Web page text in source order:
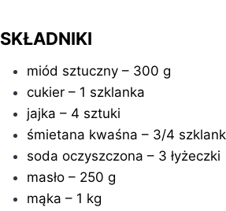
SKŁADNIKI
miód sztuczny – 300 g
cukier – 1 szklanka
jajka – 4 sztuki
śmietana kwaśna – 3/4
soda oczyszczona – 3 łyżeczki
masło – 250 g
mąka – 1 kg